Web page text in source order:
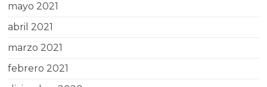
mayo 2021
abril 2021
marzo 2021
febrero 2021